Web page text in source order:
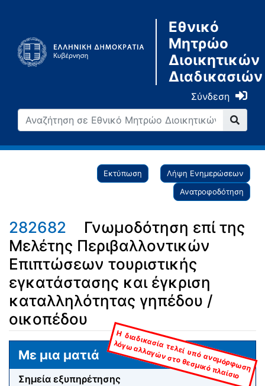
Εθνικό
Μητρώο
Διοικητικών
Διαδικασιών
Σύνδεση
Εκτύπωση
Λήψη Ενημερώσεων
Ανατροφοδότηση
282682
Γνωμοδότηση επί της
Μελέτης Περιβαλλοντικών
Επιπτώσεων τουριστικής
εγκατάστασης και έγκριση
καταλληλότητας γηπέδου /
οικοπέδου
Μετάβαση σε: πλοήγηση,αναζήτηση
Η
δ
ια
δ
ικ
α
σ
ία
τελεί υπ
ό α
ν
α
μ
όρφ
ω
σ
η
λόγω
α
λλα
γώ
ν
σ
το θ
εσ
μ
ικ
ό π
λα
ίσ
ιο
Με μια ματιά
Σημεία εξυπηρέτησης